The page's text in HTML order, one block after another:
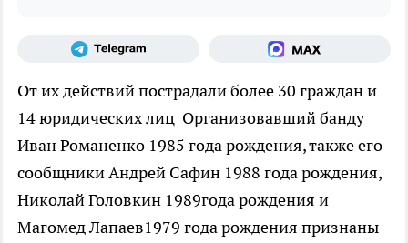
От их действий пострадали более 30 граждан и
14 юридических лиц Организовавший банду
Иван Романенко 1985 года рождения, также его
сообщники Андрей Сафин 1988 года рождения,
Николай Головкин 1989года рождения и
Магомед Лапаев1979 года рождения признаны